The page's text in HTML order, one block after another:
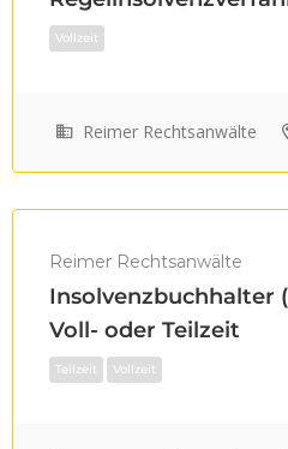
Vollzeit
Reimer Rechtsanwälte
Reimer Rechtsanwälte
Insolvenzbuchhalter
Voll- oder Teilzeit